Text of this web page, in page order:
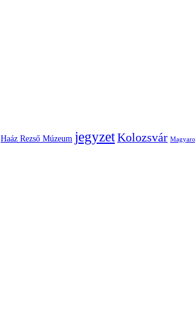
Haáz Rezső Múzeum jegyzetKolozsvár